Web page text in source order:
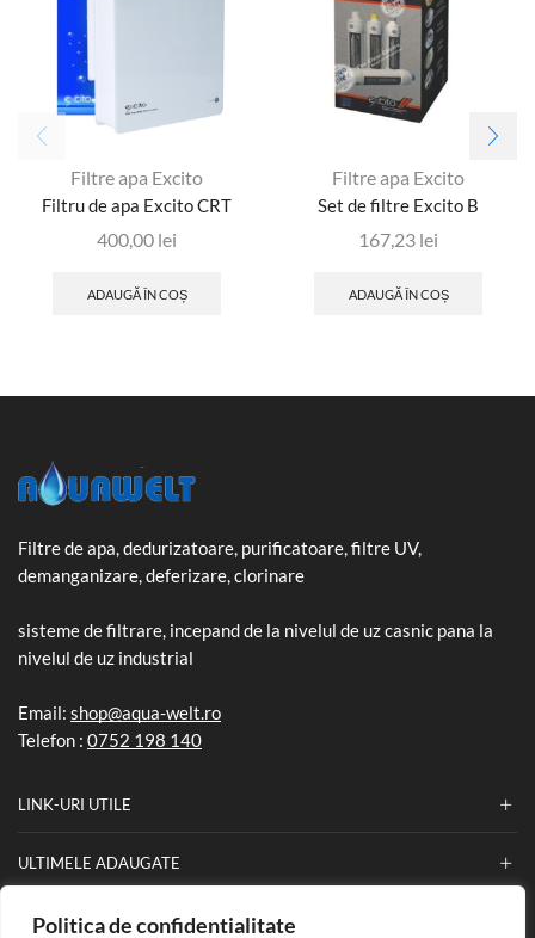
Politica de confidentialitate
Filtre apa Excito
Filtru de apa Excito CRT
400,00 lei
ADAUGĂ ÎN COȘ
Filtre apa Excito
Set de filtre Excito B
167,23 lei
ADAUGĂ ÎN COȘ
Filtre de apa, dedurizatoare, purificatoare, filtre UV,
demanganizare, deferizare, clorinare
sisteme de filtrare, incepand de la nivelul de uz casnic pana la
nivelul de uz industrial
Email: shop@aqua-welt.ro
Telefon : 0752 198 140
LINK-URI UTILE
ULTIMELE ADAUGATE
INFORMATII